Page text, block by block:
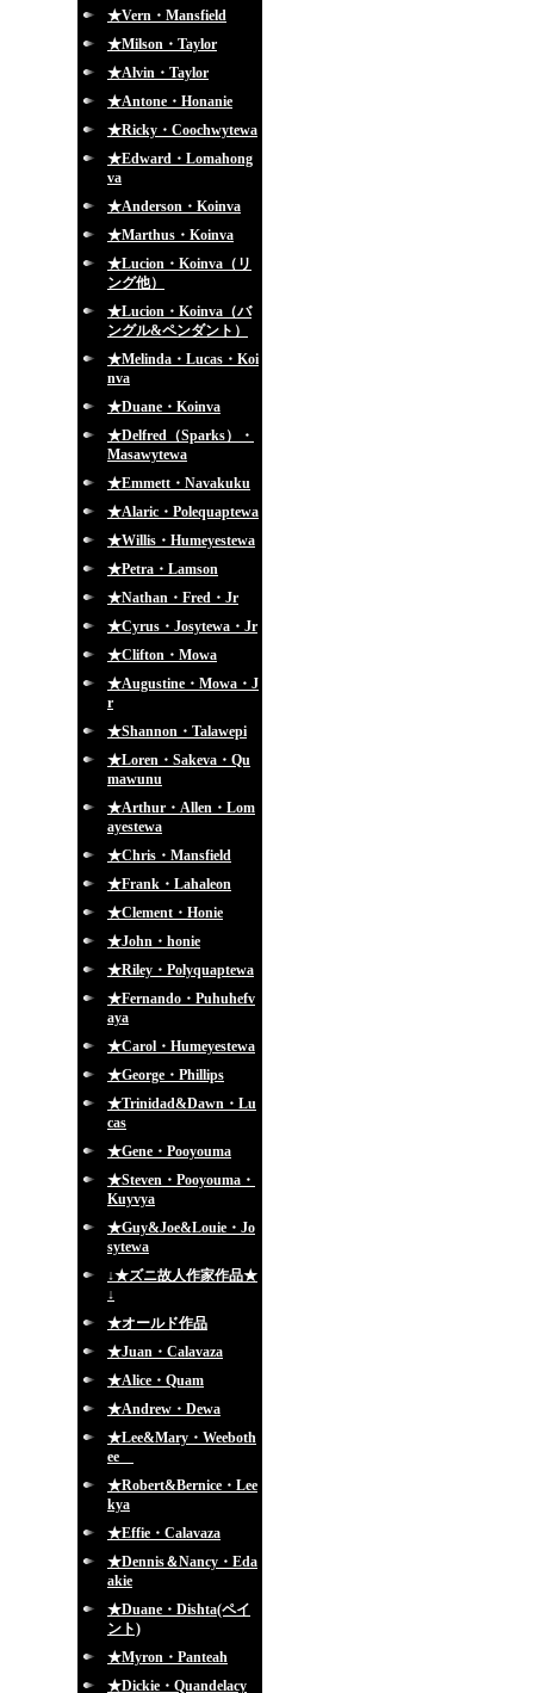
★Vern・Mansfield
★Milson・Taylor
★Alvin・Taylor
★Antone・Honanie
★Ricky・Coochwytewa
★Edward・Lomahong
va
★Anderson・Koinva
★Marthus・Koinva
★Lucion・Koinva（リ
ング他）
★Lucion・Koinva（バ
ングル&ペンダント）
★Melinda・Lucas・Koi
nva
★Duane・Koinva
★Delfred（Sparks）・
Masawytewa
★Emmett・Navakuku
★Alaric・Polequaptewa
★Willis・Humeyestewa
★Petra・Lamson
★Nathan・Fred・Jr
★Cyrus・Josytewa・Jr
★Clifton・Mowa
★Augustine・Mowa・J
r
★Shannon・Talawepi
★Loren・Sakeva・Qu
mawunu
★Arthur・Allen・Lom
ayestewa
★Chris・Mansfield
★Frank・Lahaleon
★Clement・Honie
★John・honie
★Riley・Polyquaptewa
★Fernando・Puhuhefv
aya
★Carol・Humeyestewa
★George・Phillips
★Trinidad&Dawn・Lu
cas
★Gene・Pooyouma
★Steven・Pooyouma・
Kuyvya
★Guy&Joe&Louie・Jo
sytewa
↓★ズニ故人作家作品★
↓
★オールド作品
★Juan・Calavaza
★Alice・Quam
★Andrew・Dewa
★Lee&Mary・Weeboth
ee
★Robert&Bernice・Lee
kya
★Effie・Calavaza
★Dennis＆Nancy・Eda
akie
★Duane・Dishta(ペイ
ント)
★Myron・Panteah
★Dickie・Quandelacy